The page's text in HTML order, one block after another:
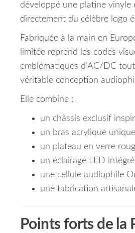
développé une platine vinyle
directement du célèbre logo
Fabriquée à la main en
limitée reprend les codes
emblématiques d’AC/DC
véritable conception
Elle combine :
un châssis exclusif
un bras acrylique unique
un plateau en verre
un éclairage LED intégré
une cellule audiophile
une fabrication
Points forts de la